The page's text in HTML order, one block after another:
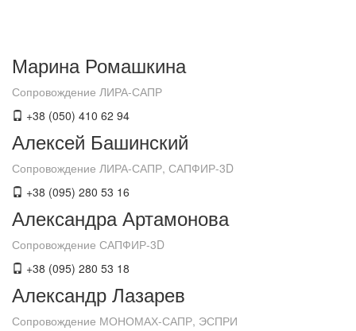
Марина Ромашкина
Сопровождение ЛИРА-САПР
+38 (050) 410 62 94
Алексей Башинский
Сопровождение ЛИРА-САПР, САПФИР-3D
+38 (095) 280 53 16
Александра Артамонова
Сопровождение САПФИР-3D
+38 (095) 280 53 18
Александр Лазарев
Сопровождение МОНОМАХ-САПР, ЭСПРИ